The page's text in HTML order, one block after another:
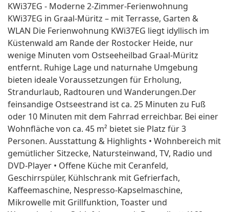
KWi37EG - Moderne 2-Zimmer-Ferienwohnung
KWi37EG in Graal-Müritz – mit Terrasse, Garten &
WLAN Die Ferienwohnung KWi37EG liegt idyllisch im
Küstenwald am Rande der Rostocker Heide, nur
wenige Minuten vom Ostseeheilbad Graal-Müritz
entfernt. Ruhige Lage und naturnahe Umgebung
bieten ideale Voraussetzungen für Erholung,
Strandurlaub, Radtouren und Wanderungen.Der
feinsandige Ostseestrand ist ca. 25 Minuten zu Fuß
oder 10 Minuten mit dem Fahrrad erreichbar. Bei einer
Wohnfläche von ca. 45 m² bietet sie Platz für 3
Personen. Ausstattung & Highlights • Wohnbereich mit
gemütlicher Sitzecke, Natursteinwand, TV, Radio und
DVD-Player • Offene Küche mit Ceranfeld,
Geschirrspüler, Kühlschrank mit Gefrierfach,
Kaffeemaschine, Nespresso-Kapselmaschine,
Mikrowelle mit Grillfunktion, Toaster und